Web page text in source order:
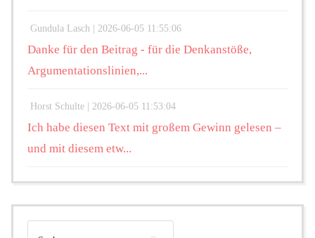
Gundula Lasch | 2026-06-05 11:55:06
Danke für den Beitrag - für die Denkanstöße,
Argumentationslinien,...
Horst Schulte | 2026-06-05 11:53:04
Ich habe diesen Text mit großem Gewinn gelesen –
und mit diesem etw...